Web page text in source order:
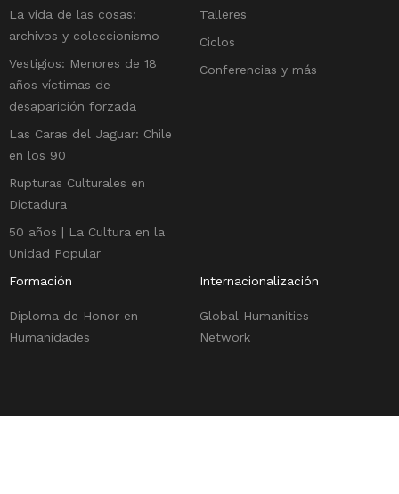
La vida de las cosas:
archivos y coleccionismo
Vestigios: Menores de 18
años víctimas de
desaparición forzada
Las Caras del Jaguar: Chile
en los 90
Rupturas Culturales en
Dictadura
50 años | La Cultura en la
Unidad Popular
Talleres
Ciclos
Conferencias y más
Formación
Diploma de Honor en
Humanidades
Internacionalización
Global Humanities
Network